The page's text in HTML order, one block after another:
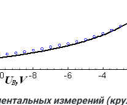
измерений